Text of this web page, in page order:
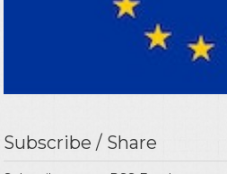
Subscribe / Share